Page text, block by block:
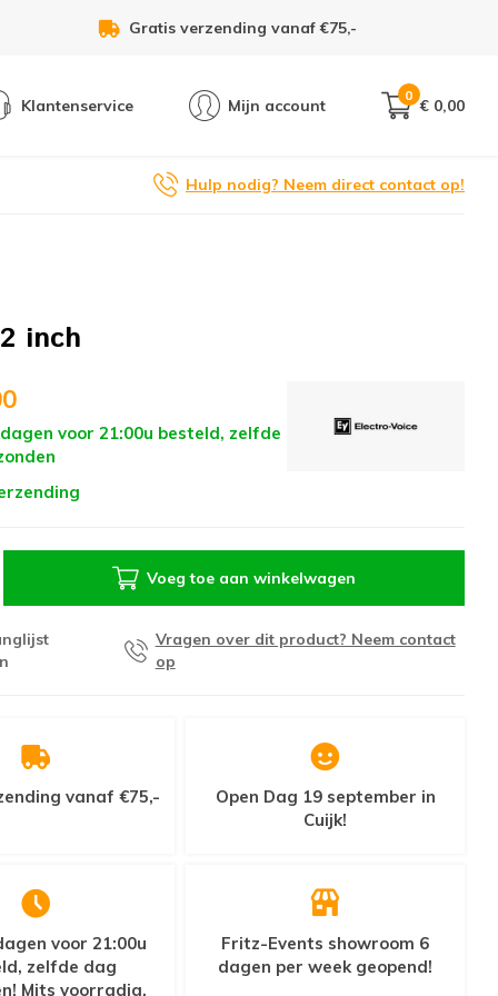
Voor 21:00u besteld, zelfde dag verzonden!
Klantenservice Mijn account
0
€ 0,00
Hulp nodig? Neem direct contact op!
inch
voor 21:00u besteld, zelfde
Voeg toe aan winkelwagen
Vragen over dit product? Neem contact
op
vanaf €75,-
Open Dag 19 september in
Cuijk!
voor 21:00u
zelfde dag
Mits voorradig.
Fritz-Events showroom 6
dagen per week geopend!